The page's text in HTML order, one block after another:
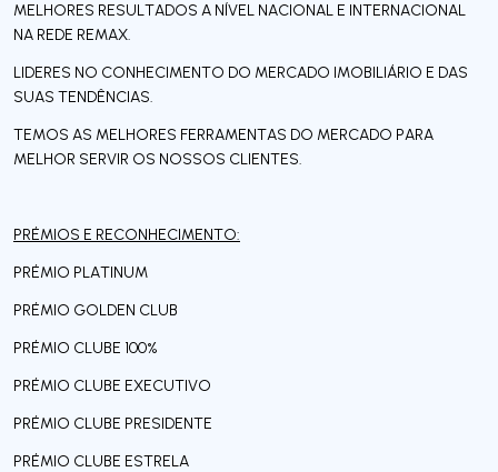
MELHORES RESULTADOS A NÍVEL NACIONAL E INTERNACIONAL
NA REDE REMAX.
LIDERES NO CONHECIMENTO DO MERCADO IMOBILIÁRIO E DAS
SUAS TENDÊNCIAS.
TEMOS AS MELHORES FERRAMENTAS DO MERCADO PARA
MELHOR SERVIR OS NOSSOS CLIENTES.
PRÉMIOS E RECONHECIMENTO:
PRÉMIO PLATINUM
PRÉMIO GOLDEN CLUB
PRÉMIO CLUBE 100%
PRÉMIO CLUBE EXECUTIVO
PRÉMIO CLUBE PRESIDENTE
PRÉMIO CLUBE ESTRELA